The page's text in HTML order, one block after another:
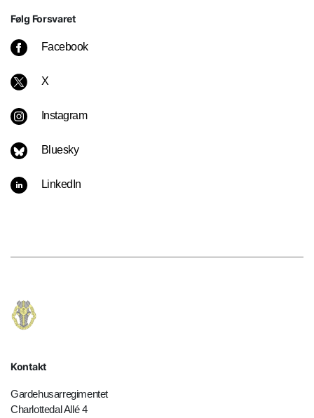
Følg Forsvaret
Facebook
X
Instagram
Bluesky
LinkedIn
Kontakt
Gardehusarregimentet
Charlottedal Allé 4